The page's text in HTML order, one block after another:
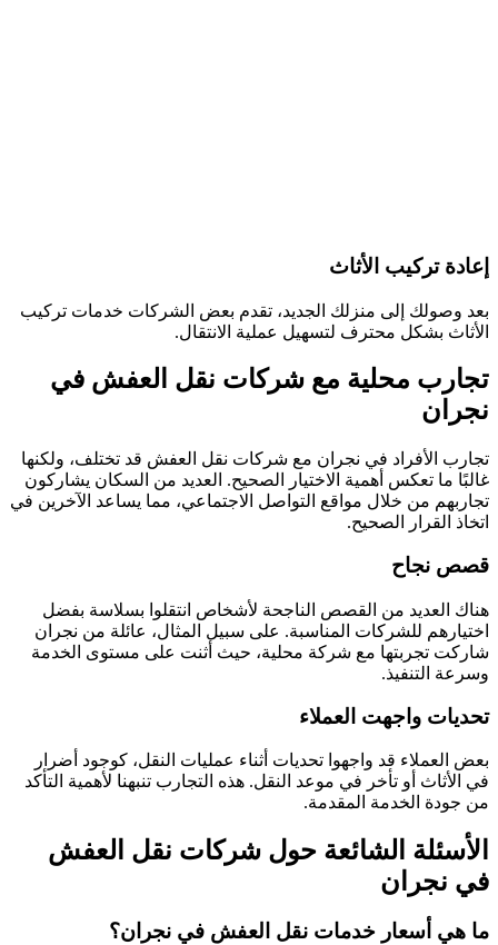
إعادة تركيب الأثاث
بعد وصولك إلى منزلك الجديد، تقدم بعض الشركات خدمات تركيب
الأثاث بشكل محترف لتسهيل عملية الانتقال.
تجارب محلية مع شركات نقل العفش في
نجران
تجارب الأفراد في نجران مع شركات نقل العفش قد تختلف، ولكنها
غالبًا ما تعكس أهمية الاختيار الصحيح. العديد من السكان يشاركون
تجاربهم من خلال مواقع التواصل الاجتماعي، مما يساعد الآخرين في
اتخاذ القرار الصحيح.
قصص نجاح
هناك العديد من القصص الناجحة لأشخاص انتقلوا بسلاسة بفضل
اختيارهم للشركات المناسبة. على سبيل المثال، عائلة من نجران
شاركت تجربتها مع شركة محلية، حيث أثنت على مستوى الخدمة
وسرعة التنفيذ.
تحديات واجهت العملاء
بعض العملاء قد واجهوا تحديات أثناء عمليات النقل، كوجود أضرار
في الأثاث أو تأخر في موعد النقل. هذه التجارب تنبهنا لأهمية التأكد
من جودة الخدمة المقدمة.
الأسئلة الشائعة حول شركات نقل العفش
في نجران
ما هي أسعار خدمات نقل العفش في نجران؟